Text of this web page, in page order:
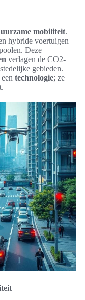
mobiliteit.
hybride voertuigen
Deze
verlagen de CO2-
gebieden.
technologie; ze